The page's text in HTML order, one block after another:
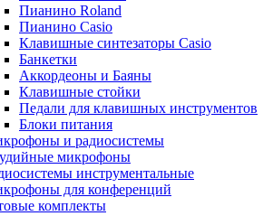
Пианино Roland
Пианино Casio
Клавишные синтезаторы Casio
Банкетки
Аккордеоны и Баяны
Клавишные стойки
Педали для клавишных инструментов
Блоки питания
и радиосистемы
микрофоны
инструментальные
для конференций
комплекты